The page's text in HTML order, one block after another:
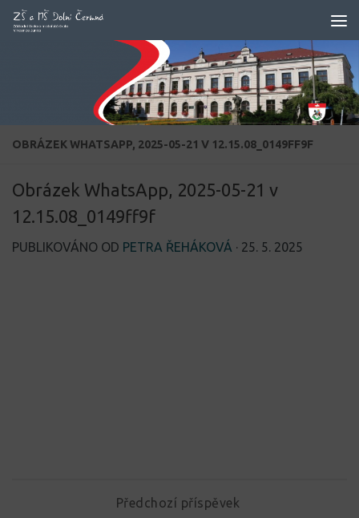
Skip to content
OBRÁZEK WHATSAPP, 2025-05-21 V 12.15.08_0149FF9F
Obrázek WhatsApp, 2025-05-21 v
12.15.08_0149ff9f
PUBLIKOVÁNO OD PETRA ŘEHÁKOVÁ · 25. 5. 2025
Předchozí příspěvek